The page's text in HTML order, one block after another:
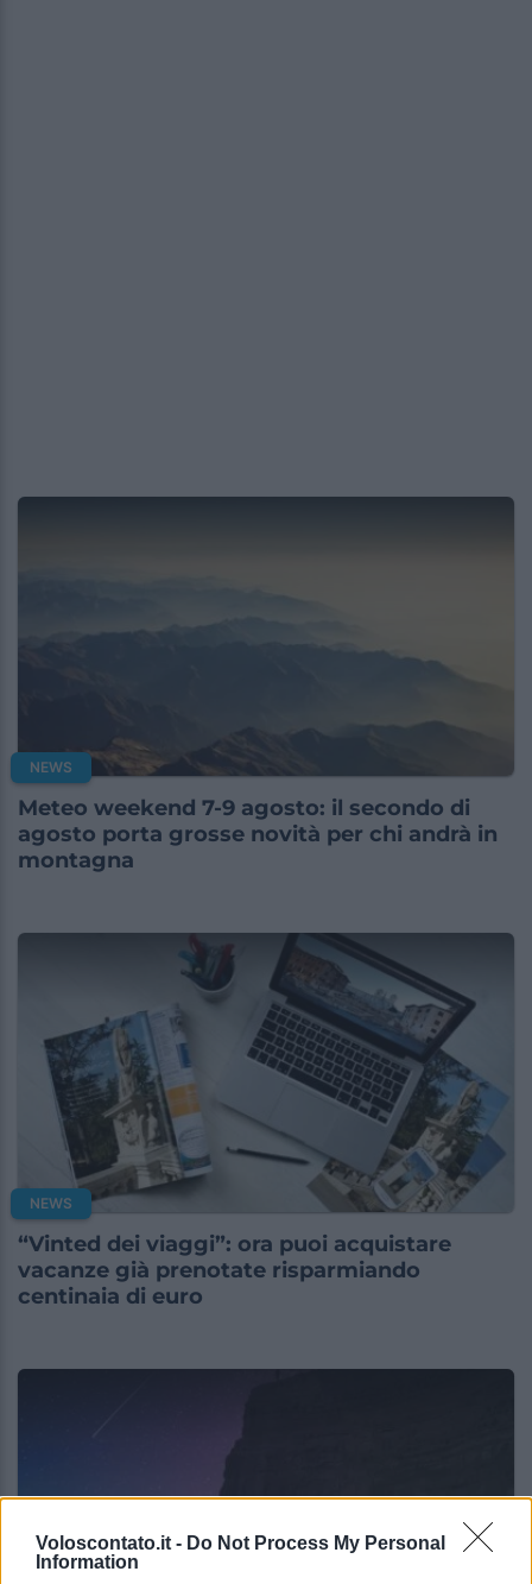
Voloscontato.it - Do Not Process My Personal
Information
NEWS
Meteo weekend 7-9 agosto: il secondo di
agosto porta grosse novità per chi andrà in
montagna
NEWS
“Vinted dei viaggi”: ora puoi acquistare
vacanze già prenotate risparmiando
centinaia di euro